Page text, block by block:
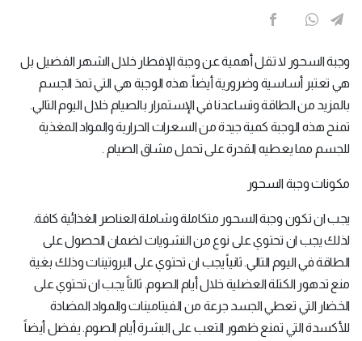
وجبة السحور لا تقل أهمية عن وجبة الإفطار خلال الشهر الفضيل بل
هي تعتبر أساسية وضرورية أيضاً. هذه الوجبة هي التي تمدَ الجسم
بالمزيد من الطاقة وتساعدنا في الإستمرار بالصيام خلال اليوم التالي.
تمنح هذه الوجبة كمية جيدة من السعرات الحرارية والمواد المغذية
للجسم مما يعطيه القدرة على تحمل مشاق الصيام .
مكونات وجبة السحور
يجب ان تكون وجبة السحور متكاملة وشاملة العناصر الغذائية كافة.
لذلك يجب ان تحتوي على نوع من النشويات لضمان الحصول على
الطاقة في اليوم التالي. ثانياً يجب ان تحتوي على البروتينات وذلك بغية
منع تدهور الكتلة العضلية خلال أيام الصوم. ثالثاً يجب ان تحتوي على
الخضار التي تعطي الجسد جرعة من الفيتامينات والمواد المضادة
للأكسدة التي تمنع ظهور التعب على البشرة أيام الصوم. يفضل أيضاً